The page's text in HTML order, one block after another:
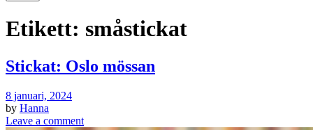
Etikett: småstickat
Stickat: Oslo mössan
8 januari, 2024
by Hanna
Leave a comment